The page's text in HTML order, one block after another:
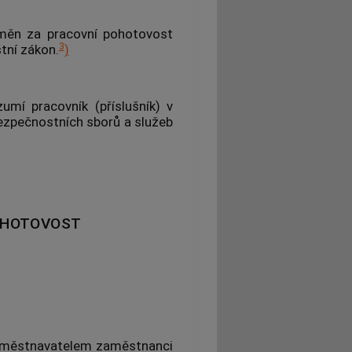
za pracovní pohotovost
zákon.3)
pracovník (příslušník) v
sborů a služeb
zaměstnanci